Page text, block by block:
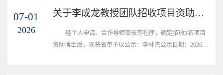
持青年学者进行学术探索和科研创新，培育一支发展潜力
年启动“鼎新学者”支持计划。2026年...
07-01
2026
关于李成龙教授团队招收项目资助博士后的公示
经个人申请、合作导师审核等程序，确定招收1名项目
资助博士后，现将名单予以公示：李林杰公示日期：2026年